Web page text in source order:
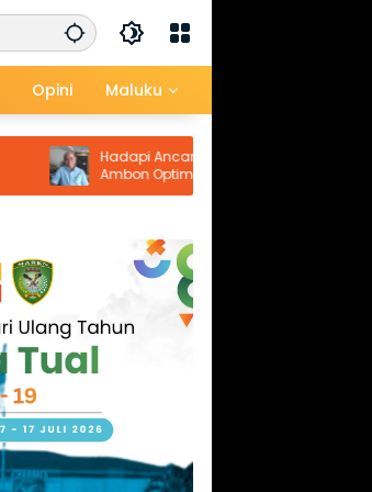
Opini Maluku
Hadapi Ancaman El Nino, Perumdam
Ambon Optimalkan Sumur Dalam Jaga
Pasokan Air Bersih